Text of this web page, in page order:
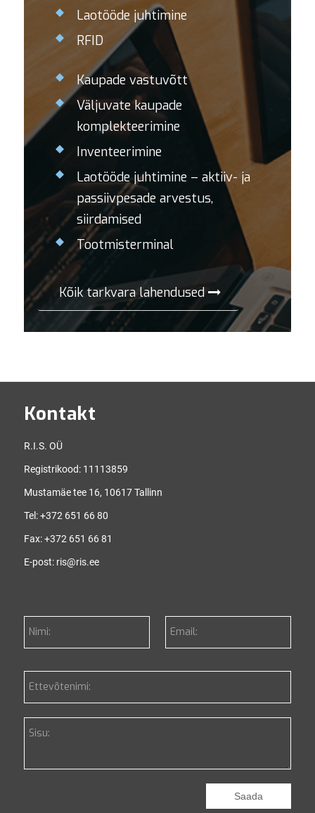
Laotööde juhtimine
RFID
Kaupade vastuvõtt
Väljuvate kaupade
komplekteerimine
Inventeerimine
Laotööde juhtimine – aktiiv- ja
passiivpesade arvestus,
siirdamised
Tootmisterminal
Kõik tarkvara lahendused
Kontakt
R.I.S. OÜ
Registrikood: 11113859
Mustamäe tee 16, 10617 Tallinn
Tel:+372 651 66 80
Fax:+372 651 66 81
E-post: ris@ris.ee